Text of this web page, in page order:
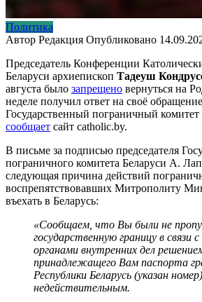
Политика
Автор Редакция Опубликовано
Председатель Конференции
Беларуси архиепископ Тадеуш
августа было запрещено вернуться на
неделе получил ответ на своё
Государственный пограничный комитет
сообщает сайт catholic.by.
В письме за подписью председателя
пограничного комитета Беларуси А.
следующая причина действий
воспрепятствовавших Митрополиту
въехать в Беларусь:
«Сообщаем, что Вы были не
государственную границу в связи
органами внутренних дел
принадлежащего Вам паспорта
Республики Беларусь (указан номер)
недействительным.